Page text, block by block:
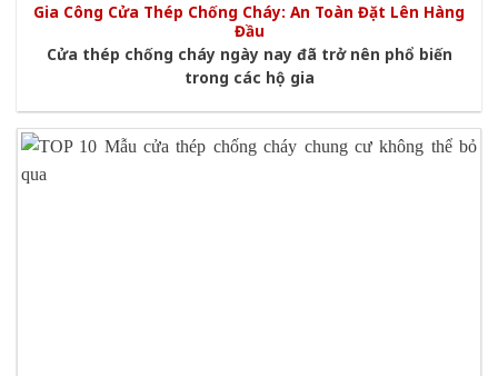
Gia Công Cửa Thép Chống Cháy: An Toàn Đặt Lên Hàng
Đầu
Cửa thép chống cháy ngày nay đã trở nên phổ biến
trong các hộ gia